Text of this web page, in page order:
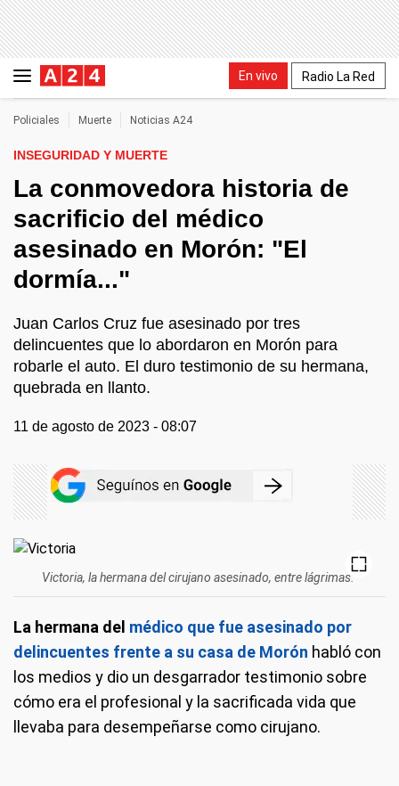
En vivo Radio La Red
Policiales Muerte Noticias A24
INSEGURIDAD Y MUERTE
La conmovedora historia de
sacrificio del médico
asesinado en Morón: "El
dormía..."
Juan Carlos Cruz fue asesinado por tres
delincuentes que lo abordaron en Morón para
robarle el auto. El duro testimonio de su hermana,
quebrada en llanto.
11 de agosto de 2023 - 08:07
Victoria, la hermana del cirujano asesinado, entre lágrimas.
La hermana del médico que fue asesinado por
delincuentes frente a su casa de Morón habló con
los medios y dio un desgarrador testimonio sobre
cómo era el profesional y la sacrificada vida que
llevaba para desempeñarse como cirujano.